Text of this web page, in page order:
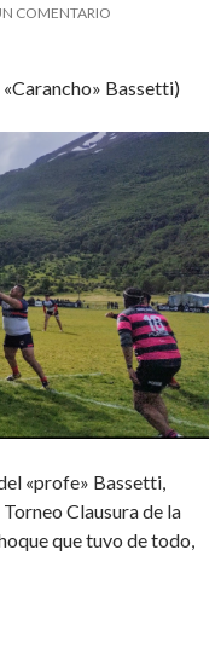
COMENTARIO
Bassetti)
«profe» Bassetti,
Clausura de la
que tuvo de todo,